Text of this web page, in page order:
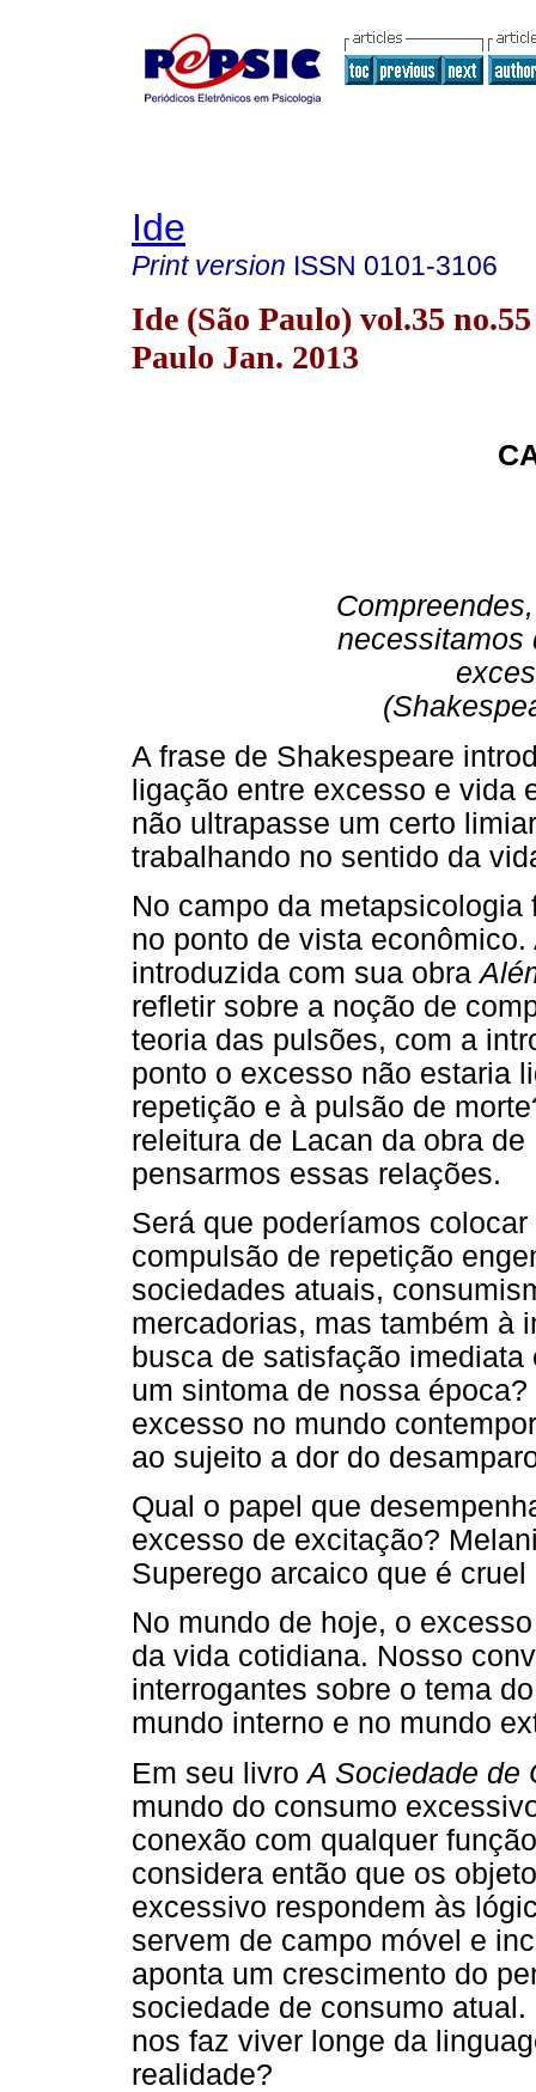
Ide
Print version ISSN 0101-3106
Ide (São Paulo) vol.35 no.55
Paulo Jan. 2013
necessitamos
A frase de Shakespeare
ligação entre excesso e vida
não ultrapasse um certo
trabalhando no sentido da
No campo da
no ponto de vista
introduzida com sua obra
refletir sobre a noção de
teoria das pulsões, com a
ponto o excesso não estaria
repetição e à pulsão de
releitura de Lacan da obra
pensarmos essas relações.
Será que poderíamos
compulsão de repetição
sociedades atuais,
mercadorias, mas também à
busca de satisfação
um sintoma de nossa
excesso no mundo
ao sujeito a dor do
Qual o papel que
excesso de excitação?
Superego arcaico que é
No mundo de hoje, o
da vida cotidiana. Nosso
interrogantes sobre o tema
mundo interno e no mundo
Em seu livroA Sociedade de
mundo do consumo
conexão com qualquer
considera então que os
excessivo respondem às
servem de campo móvel e
aponta um crescimento do
sociedade de consumo
nos faz viver longe da
realidade?